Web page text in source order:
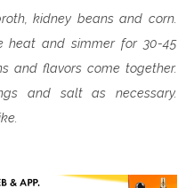
kidney beans and corn.
heat and simmer for 30-45
and flavors come together.
and salt as necessary.